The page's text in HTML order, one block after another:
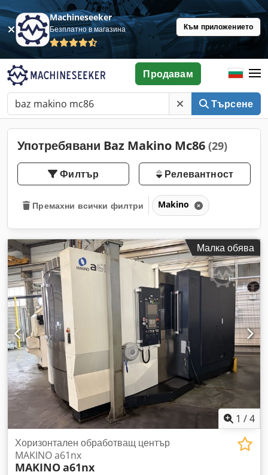
Machineseeker
Безплатно в магазина Към приложението
Търсене
Продавам
Употребявани Baz Makino Mc86 (29)
Филтър Релевантност
Премахни всички филтри Makino
Малка обява
1 /4
Хоризонтален обработващ център
MAKINO a61nx
MAKINOa61nx